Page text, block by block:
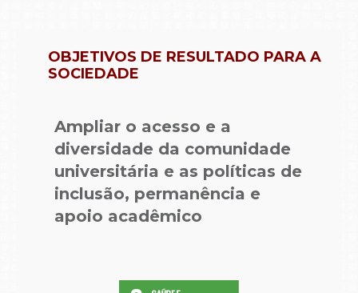
OBJETIVOS DE RESULTADO PARA A
SOCIEDADE
Ampliar o acesso e a
diversidade da comunidade
universitária e as políticas de
inclusão, permanência e
apoio acadêmico